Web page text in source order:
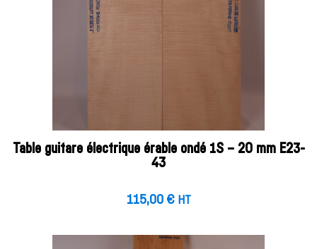
Table guitare électrique érable ondé 1S – 20 mm E23-
43
115,00 € HT